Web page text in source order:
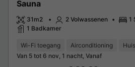
Sauna
31m2 2 Volwassenen
1
1 Badkamer
Wi-Fi toegang Airconditioning
Van 5 tot 6 nov, 1 nacht, Vanaf